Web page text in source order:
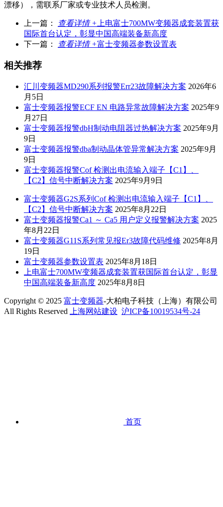
漂移），需联系厂家或专业技术人员检测。
上一篇： 查看详情 + 上电富士700MW变频器成套装置获
国际首台认定，彰显中国高端装备新高度
下一篇：
查看详情 +富士变频器参数设置表
相关推荐
汇川变频器MD290系列报警Err23故障解决方案 2026年6
月5日
富士变频器报警ECF EN 电路异常故障解决方案 2025年9
月27日
富士变频器报警dbH制动电阻器过热解决方案 2025年9月
9日
富士变频器报警dba制动晶体管异常解决方案 2025年9月
9日
富士变频器报警Cof 检测出电流输入端子【C1】、
【C2】信号中断解决方案 2025年9月9日
富士变频器G2S系列Cof 检测出电流输入端子【C1】、
【C2】信号中断解决方案 2025年8月22日
富士变频器报警Ca1 ～ Ca5 用户定义报警解决方案 2025
年8月22日
富士变频器G11S系列常见报Er3故障代码维修 2025年8月
19日
富士变频器参数设置表 2025年8月18日
上电富士700MW变频器成套装置获国际首台认定，彰显
中国高端装备新高度 2025年8月8日
Copyright © 2025 富士变频器-大柏电子科技（上海）有限公司
All Rights Reserved
上海网站建设 沪ICP备10019534号-24
首页